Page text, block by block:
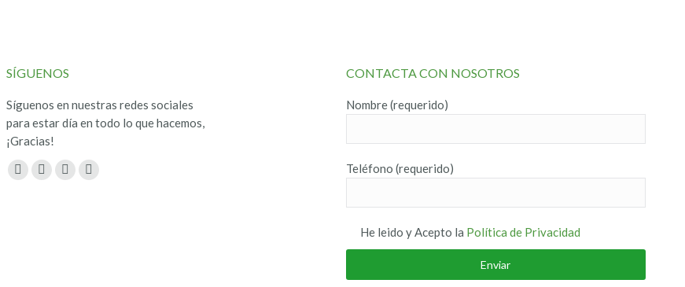
SÍGUENOS
Síguenos en nuestras redes sociales
para estar día en todo lo que hacemos,
¡Gracias!
Encuéntranos en:
Facebook
TwitterYouTubeInstagram
CONTACTA CON NOSOTROS
Nombre (requerido)
Teléfono (requerido)
He leido y Acepto la Política de Privacidad